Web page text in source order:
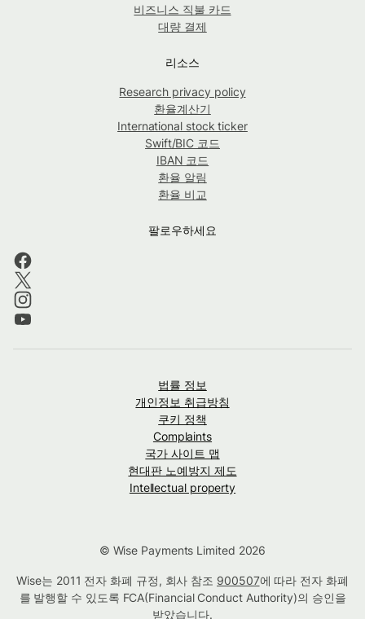
비즈니스 직불 카드
대량 결제
리소스
Research privacy policy
환율계산기
International stock ticker
Swift/BIC 코드
IBAN 코드
환율 알림
환율 비교
팔로우하세요
법률 정보
개인정보 취급방침
쿠키 정책
Complaints
국가 사이트 맵
현대판 노예방지 제도
Intellectual property
© Wise Payments Limited 2026
Wise는 2011 전자 화폐 규정, 회사 참조 900507에 따라 전자 화폐
를 발행할 수 있도록 FCA(Financial Conduct Authority)의 승인을
받았습니다.